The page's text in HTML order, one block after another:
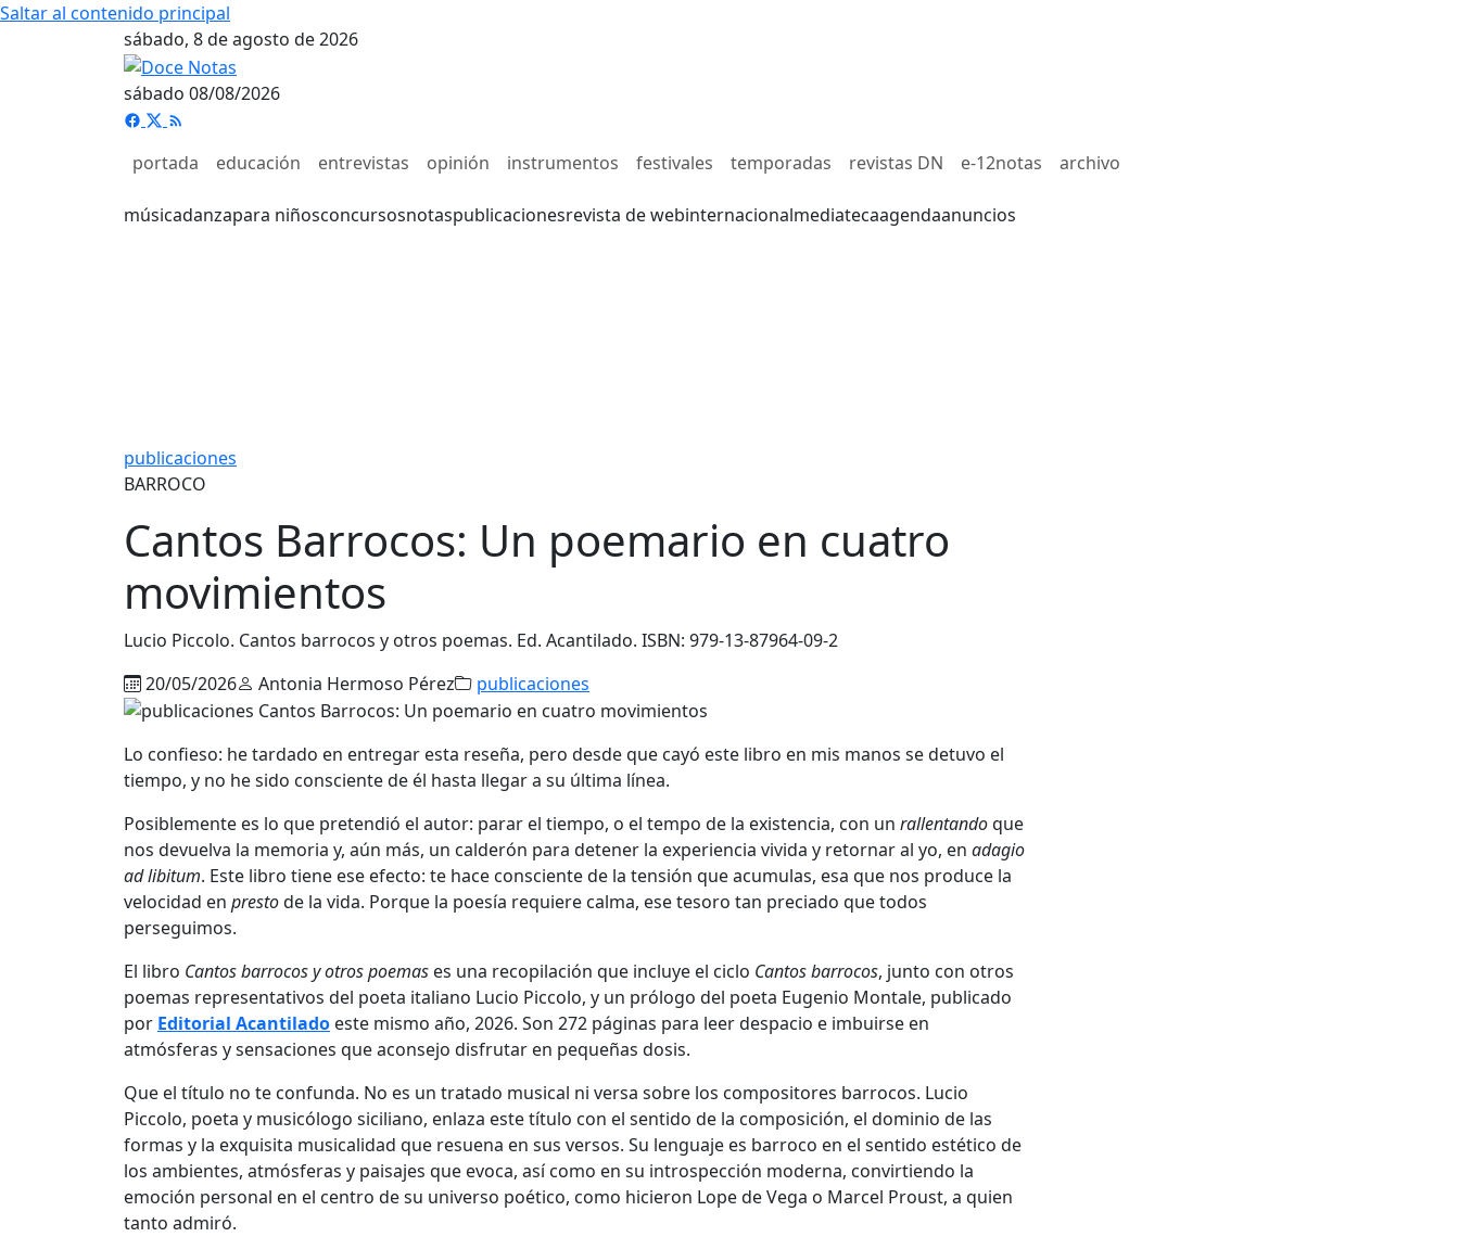
Saltar al contenido principal
sábado, 8 de agosto de 2026
sábado 08/08/2026
portada educación entrevistas opinión instrumentos festivales temporadas revistas DN e-12notas archivo
músicadanzapara niñosconcursosnotaspublicacionesrevista de webinternacionalmediatecaagendaanuncios
publicaciones
BARROCO
Cantos Barrocos: Un poemario en cuatro
movimientos
Lucio Piccolo. Cantos barrocos y otros poemas. Ed. Acantilado. ISBN: 979-13-87964-09-2
20/05/2026
Antonia Hermoso Pérez publicaciones
Lo confieso: he tardado en entregar esta reseña, pero desde que cayó este libro en mis manos se detuvo el
tiempo, y no he sido consciente de él hasta llegar a su última línea.
Posiblemente es lo que pretendió el autor: parar el tiempo, o el tempo de la existencia, con un rallentandoque
nos devuelva la memoria y, aún más, un calderón para detener la experiencia vivida y retornar al yo, en adagio
ad libitum. Este libro tiene ese efecto: te hace consciente de la tensión que acumulas, esa que nos produce la
velocidad en prestode la vida. Porque la poesía requiere calma, ese tesoro tan preciado que todos
perseguimos.
El libro Cantos barrocos y otros poemas es una recopilación que incluye el ciclo Cantos barrocos, junto con otros
poemas representativos del poeta italiano Lucio Piccolo, y un prólogo del poeta Eugenio Montale, publicado
por Editorial Acantilado este mismo año, 2026. Son 272 páginas para leer despacio e imbuirse en
atmósferas y sensaciones que aconsejo disfrutar en pequeñas dosis.
Que el título no te confunda. No es un tratado musical ni versa sobre los compositores barrocos. Lucio
Piccolo, poeta y musicólogo siciliano, enlaza este título con el sentido de la composición, el dominio de las
formas y la exquisita musicalidad que resuena en sus versos. Su lenguaje es barroco en el sentido estético de
los ambientes, atmósferas y paisajes que evoca, así como en su introspección moderna, convirtiendo la
emoción personal en el centro de su universo poético, como hicieron Lope de Vega o Marcel Proust, a quien
tanto admiró.